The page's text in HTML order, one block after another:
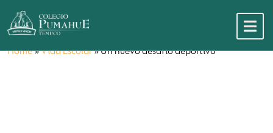
Home»Vida Escolar»Un nuevo desafío deportivo